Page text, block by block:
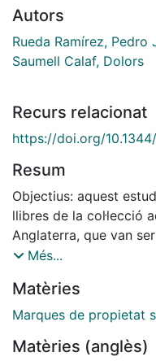
Autors
Rueda Ramírez, Pedro
Saumell Calaf, Dolors
Recurs relacionat
https://doi.org/10.1344/
Resum
Objectius: aquest
llibres de la col·lecció
Anglaterra, que van
del Castell Monestir
entre 1912 i 1918, que
del trasllat de Toda a
Catalunya i després
Més...
Matèries
Marques de propietat
Matèries (anglès)